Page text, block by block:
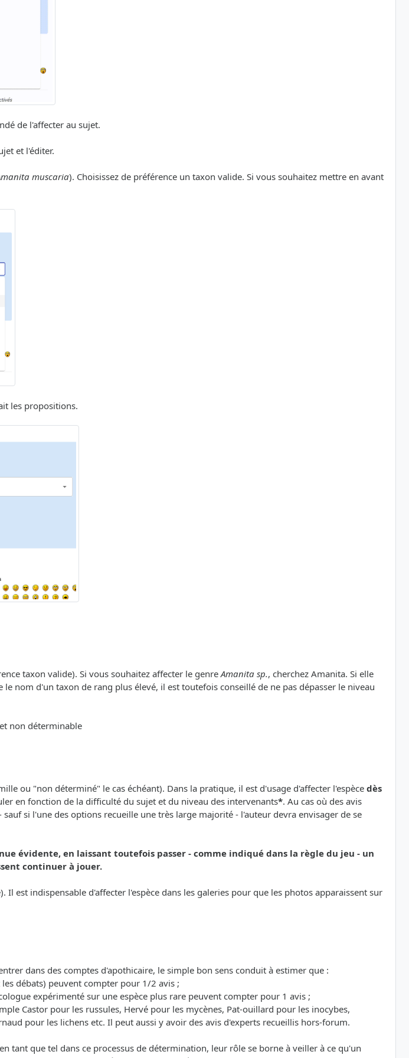
de l'affecter au sujet.
et l'éditer.
muscaria). Choisissez de préférence un taxon valide. Si vous souhaitez mettre en avant
les propositions.
taxon valide). Si vous souhaitez affecter le genreAmanita sp., cherchez Amanita. Si elle
nom d'un taxon de rang plus élevé, il est toutefois conseillé de ne pas dépasser le niveau
non déterminable
ou "non déterminé" le cas échéant). Dans la pratique, il est d'usage d'affecter l'espèce dès
en fonction de la difficulté du sujet et du niveau des intervenants*. Au cas où des avis
si l'une des options recueille une très large majorité - l'auteur devra envisager de se
évidente, en laissant toutefois passer - comme indiqué dans la règle du jeu - un
continuer à jouer.
Il est indispensable d'affecter l'espèce dans les galeries pour que les photos apparaissent sur
dans des comptes d'apothicaire, le simple bon sens conduit à estimer que :
débats) peuvent compter pour 1/2 avis ;
expérimenté sur une espèce plus rare peuvent compter pour 1 avis ;
Castor pour les russules, Hervé pour les mycènes, Pat-ouillard pour les inocybes,
pour les lichens etc. Il peut aussi y avoir des avis d'experts recueillis hors-forum.
tant que tel dans ce processus de détermination, leur rôle se borne à veiller à ce qu'un